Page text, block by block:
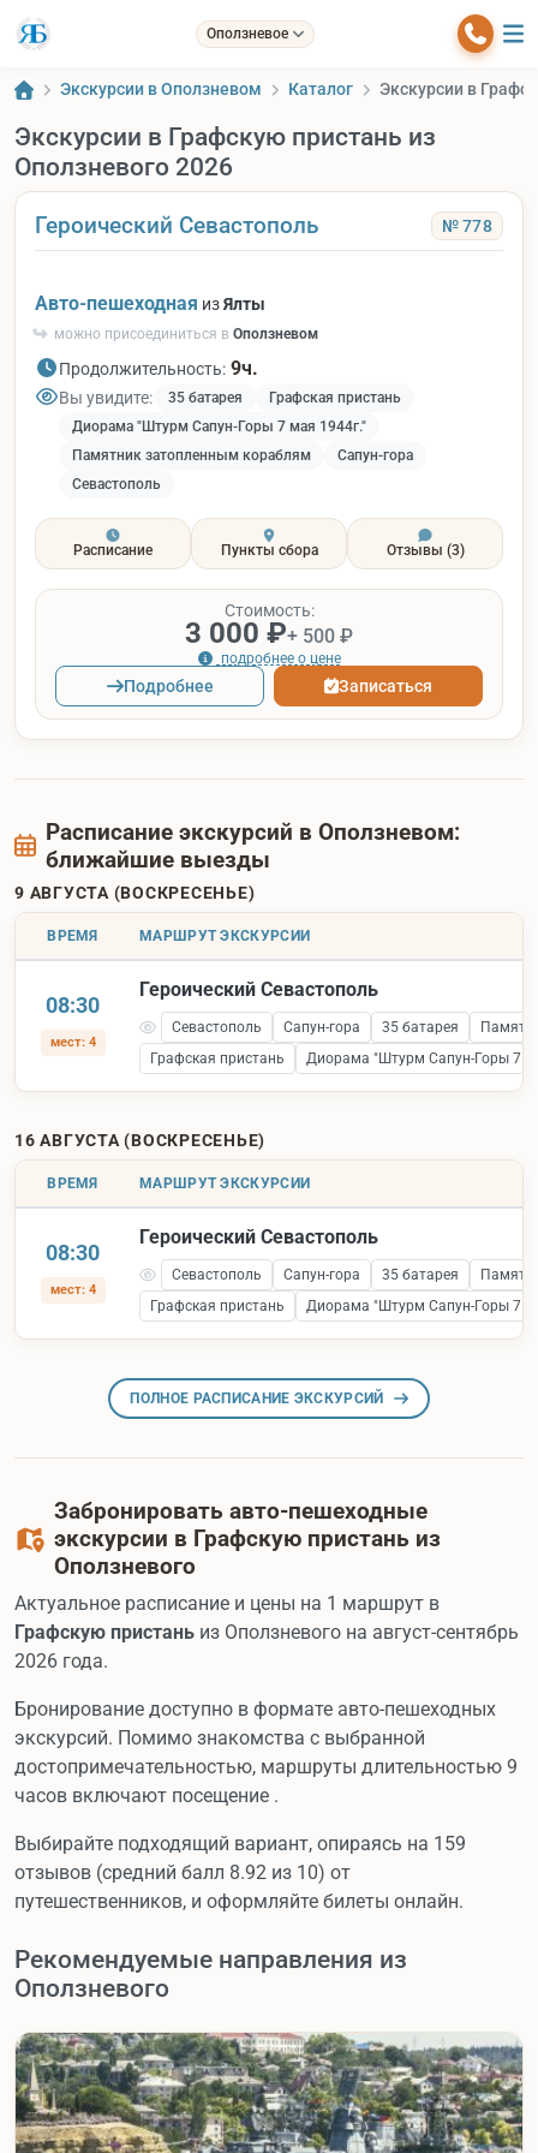
Оползневое
Экскурсии в Оползневом Каталог Экскурсии в
Экскурсии в Графскую пристань из
Оползневого 2026
Героический Севастополь № 778
Авто-пешеходная изЯлты
можно присоединиться в Оползневом
Продолжительность: 9ч.
Вы увидите: 35 батарея
Графская пристань
Диорама "Штурм Сапун-Горы 7 мая 1944г."
Памятник затопленным кораблям
Сапун-гора
Севастополь
Расписание Пункты сбора Отзывы (3)
Стоимость:
3 000 ₽+ 500 ₽
подробнее о цене
Подробнее Записаться
Расписание экскурсий в Оползневом:
ближайшие выезды
9 АВГУСТА (ВОСКРЕСЕНЬЕ)
ВРЕМЯ МАРШРУТ ЭКСКУРСИИ
08:30
мест: 4
Героический Севастополь
Севастополь Сапун-гора 35 батарея
Графская пристань
Диорама "Штурм Сапун-Горы 7
16 АВГУСТА (ВОСКРЕСЕНЬЕ)
ВРЕМЯ МАРШРУТ ЭКСКУРСИИ
08:30
мест: 4
Героический Севастополь
Севастополь Сапун-гора 35 батарея
Графская пристань
Диорама "Штурм Сапун-Горы 7
ПОЛНОЕ РАСПИСАНИЕ ЭКСКУРСИЙ
Забронировать авто-пешеходные
экскурсии в Графскую пристань из
Оползневого
Актуальное расписание и цены на 1 маршрут в
Графскую пристань из Оползневого на август-сентябрь
2026 года.
Бронирование доступно в формате авто-пешеходных
экскурсий. Помимо знакомства с выбранной
достопримечательностью, маршруты длительностью 9
часов включают посещение .
Выбирайте подходящий вариант, опираясь на 159
отзывов (средний балл 8.92 из 10) от
путешественников, и оформляйте билеты онлайн.
Рекомендуемые направления из
Оползневого